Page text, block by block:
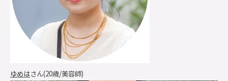
ゆめはさん(20歳/美容師)